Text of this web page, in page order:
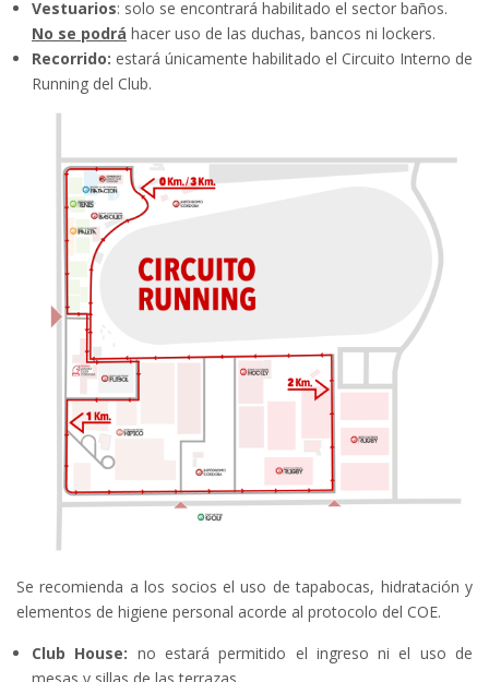
Vestuarios: solo se encontrará habilitado el sector baños.
No se podrá hacer uso de las duchas, bancos ni lockers.
Recorrido: estará únicamente habilitado el Circuito Interno de
Running del Club.
Se recomienda a los socios el uso de tapabocas, hidratación y
elementos de higiene personal acorde al protocolo del COE.
Club House: no estará permitido el ingreso ni el uso de